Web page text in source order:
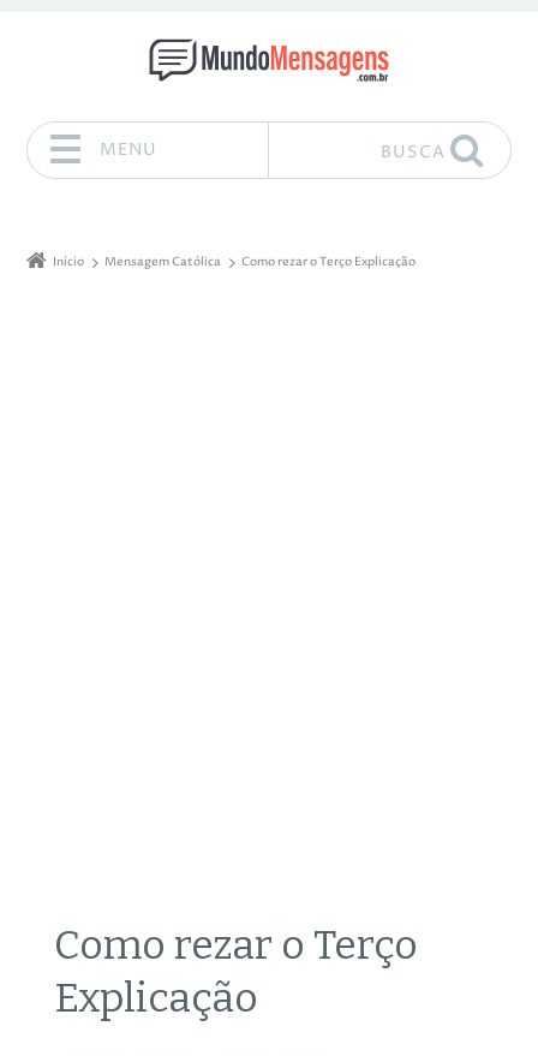
MENU BUSCA
Início Mensagem Católica Como rezar o Terço Explicação
Como rezar o Terço
Explicação